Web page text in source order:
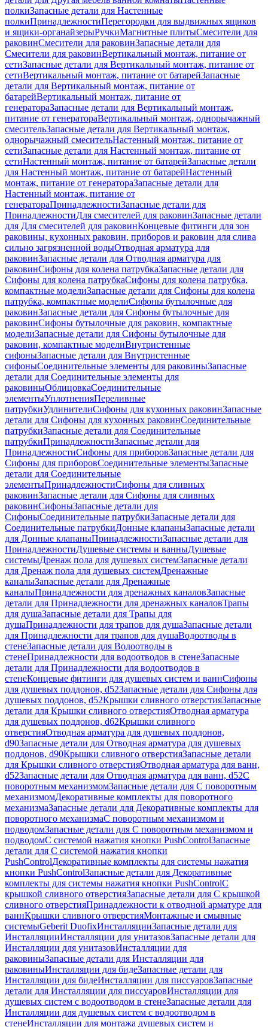
полкиЗапасные детали для Настенные
полкиПринадлежностиПерегородки для выдвижных ящиков
и ящики-органайзерыРучкиМагнитные плитыСмесители для
раковинСмесители для раковинЗапасные детали для
Смесители для раковинВертикальный монтаж, питание от
сетиЗапасные детали для Вертикальный монтаж, питание от
сетиВертикальный монтаж, питание от батарейЗапасные
детали для Вертикальный монтаж, питание от
батарейВертикальный монтаж, питание от
генератораЗапасные детали для Вертикальный монтаж,
питание от генератораВертикальный монтаж, однорычажный
смесительЗапасные детали для Вертикальный монтаж,
однорычажный смесительНастенный монтаж, питание от
сетиЗапасные детали для Настенный монтаж, питание от
сетиНастенный монтаж, питание от батарейЗапасные детали
для Настенный монтаж, питание от батарейНастенный
монтаж, питание от генератораЗапасные детали для
Настенный монтаж, питание от
генератораПринадлежностиЗапасные детали для
ПринадлежностиДля смесителей для раковинЗапасные детали
для Для смесителей для раковинКонцевые фитинги для зон
раковины, кухонных раковин, приборов и раковин для слива
сильно загрязненной водыОтводная арматура для
раковинЗапасные детали для Отводная арматура для
раковинСифоны для колена патрубкаЗапасные детали для
Сифоны для колена патрубкаСифоны для колена патрубка,
компактные моделиЗапасные детали для Сифоны для колена
патрубка, компактные моделиСифоны бутылочные для
раковинЗапасные детали для Сифоны бутылочные для
раковинСифоны бутылочные для раковин, компактные
моделиЗапасные детали для Сифоны бутылочные для
раковин, компактные моделиВнутристенные
сифоныЗапасные детали для Внутристенные
сифоныСоединительные элементы для раковиныЗапасные
детали для Соединительные элементы для
раковиныОблицовкаСоединительные
элементыУплотненияПереливные
патрубкиУдлинителиСифоны для кухонных раковинЗапасные
детали для Сифоны для кухонных раковинСоединительные
патрубкиЗапасные детали для Соединительные
патрубкиПринадлежностиЗапасные детали для
ПринадлежностиСифоны для приборовЗапасные детали для
Сифоны для приборовСоединительные элементыЗапасные
детали для Соединительные
элементыПринадлежностиСифоны для сливных
раковинЗапасные детали для Сифоны для сливных
раковинСифоныЗапасные детали для
СифоныСоединительные патрубкиЗапасные детали для
Соединительные патрубкиДонные клапаныЗапасные детали
для Донные клапаныПринадлежностиЗапасные детали для
ПринадлежностиДушевые системы и ванныДушевые
системыДренаж пола для душевых системЗапасные детали
для Дренаж пола для душевых системДренажные
каналыЗапасные детали для Дренажные
каналыПринадлежности для дренажных каналовЗапасные
детали для Принадлежности для дренажных каналовТрапы
для душаЗапасные детали для Трапы для
душаПринадлежности для трапов для душаЗапасные детали
для Принадлежности для трапов для душаВодоотводы в
стенеЗапасные детали для Водоотводы в
стенеПринадлежности для водоотводов в стенеЗапасные
детали для Принадлежности для водоотводов в
стенеКонцевые фитинги для душевых систем и ваннСифоны
для душевых поддонов, d52Запасные детали для Сифоны для
душевых поддонов, d52Крышки сливного отверстияЗапасные
детали для Крышки сливного отверстияОтводная арматура
для душевых поддонов, d62Крышки сливного
отверстияОтводная арматура для душевых поддонов,
d90Запасные детали для Отводная арматура для душевых
поддонов, d90Крышки сливного отверстияЗапасные детали
для Крышки сливного отверстияОтводная арматура для ванн,
d52Запасные детали для Отводная арматура для ванн, d52С
поворотным механизмомЗапасные детали для С поворотным
механизмомДекоративные комплекты для поворотного
механизмаЗапасные детали для Декоративные комплекты для
поворотного механизмаС поворотным механизмом и
подводомЗапасные детали для С поворотным механизмом и
подводомС системой нажатия кнопки PushControlЗапасные
детали для С системой нажатия кнопки
PushControlДекоративные комплекты для системы нажатия
кнопки PushControlЗапасные детали для Декоративные
комплекты для системы нажатия кнопки PushControlС
крышкой сливного отверстияЗапасные детали для С крышкой
сливного отверстияПринадлежности к отводной арматуре для
ваннКрышки сливного отверстияМонтажные и смывные
системыGeberit DuofixИнсталляцииЗапасные детали для
ИнсталляцииИнсталляции для унитазовЗапасные детали для
Инсталляции для унитазовИнсталляции для
раковиныЗапасные детали для Инсталляции для
раковиныИнсталляции для бидеЗапасные детали для
Инсталляции для бидеИнсталляции для писсуаровЗапасные
детали для Инсталляции для писсуаровИнсталляции для
душевых систем с водоотводом в стенеЗапасные детали для
Инсталляции для душевых систем с водоотводом в
стенеИнсталляции для монтажа душевых систем и